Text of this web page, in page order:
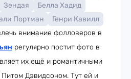
Зендая
Белла Хадид
Портман
Генри Кавилл
внимание фолловеров в
регулярно постит фото в
их ещё и романтичными
Дэвидсоном. Тут ей и